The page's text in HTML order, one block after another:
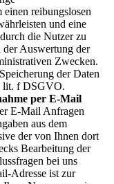
reibungslosen
und eine
die Nutzer zu
Auswertung der
Zwecken.
der Daten
lit. f DSGVO.
per E-Mail
E-Mail Anfragen
aus dem
der von Ihnen dort
Bearbeitung der
bei uns
Adresse ist zur